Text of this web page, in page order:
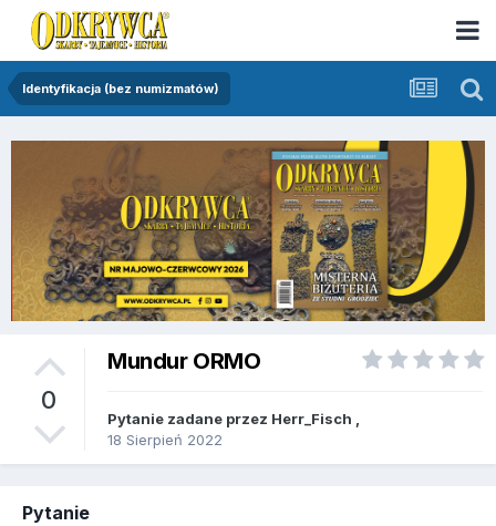
Identyfikacja (bez numizmatów)
0
Mundur ORMO
Pytanie zadane przez Herr_Fisch
18 Sierpień 2022
Pytanie